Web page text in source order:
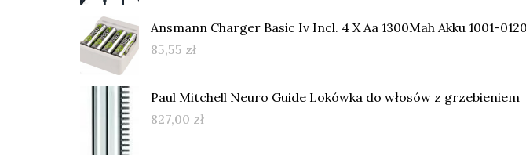
Ansmann Charger Basic Iv Incl. 4 X Aa 1300Mah Akku 1001-
85,55 zł
Paul Mitchell Neuro Guide Lokówka do włosów z grzebieniem
827,00 zł